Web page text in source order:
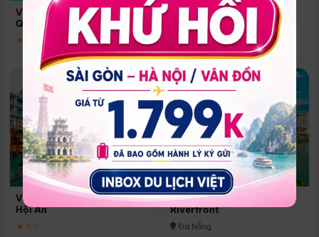
Vinpearl Resort & Spa Phu
Quoc
★ 5.0
Quoc
Phú Quốc
★ 5.0
Vinpearl Resort & Golf Nam
Hội An
★ 5.0
Melia Vinpearl Danang
Riverfront
Đà Nẵng